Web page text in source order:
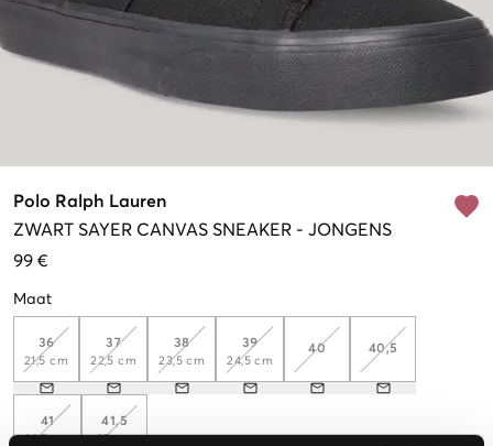
Polo Ralph Lauren
ZWART SAYER CANVAS SNEAKER - JONGENS
99 €
Maat
36
21,5 cm
37
22,5 cm
38
23,5 cm
39
24,5 cm
40 40,5
41
26,5 cm
41,5
27 cm